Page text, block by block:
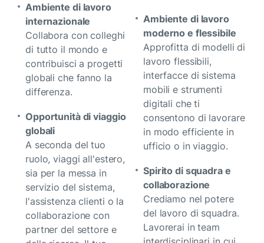
Ambiente di lavoro
internazionale
Collabora con colleghi
di tutto il mondo e
contribuisci a progetti
globali che fanno la
differenza.
Opportunità di viaggio
globali
A seconda del tuo
ruolo, viaggi all'estero,
sia per la messa in
servizio del sistema,
l'assistenza clienti o la
collaborazione con
partner del settore e
Ambiente di lavoro
moderno e flessibile
Approfitta di modelli di
lavoro flessibili,
interfacce di sistema
mobili e strumenti
digitali che ti
consentono di lavorare
in modo efficiente in
ufficio o in viaggio.
Spirito di squadra e
collaborazione
Crediamo nel potere
del lavoro di squadra.
Lavorerai in team